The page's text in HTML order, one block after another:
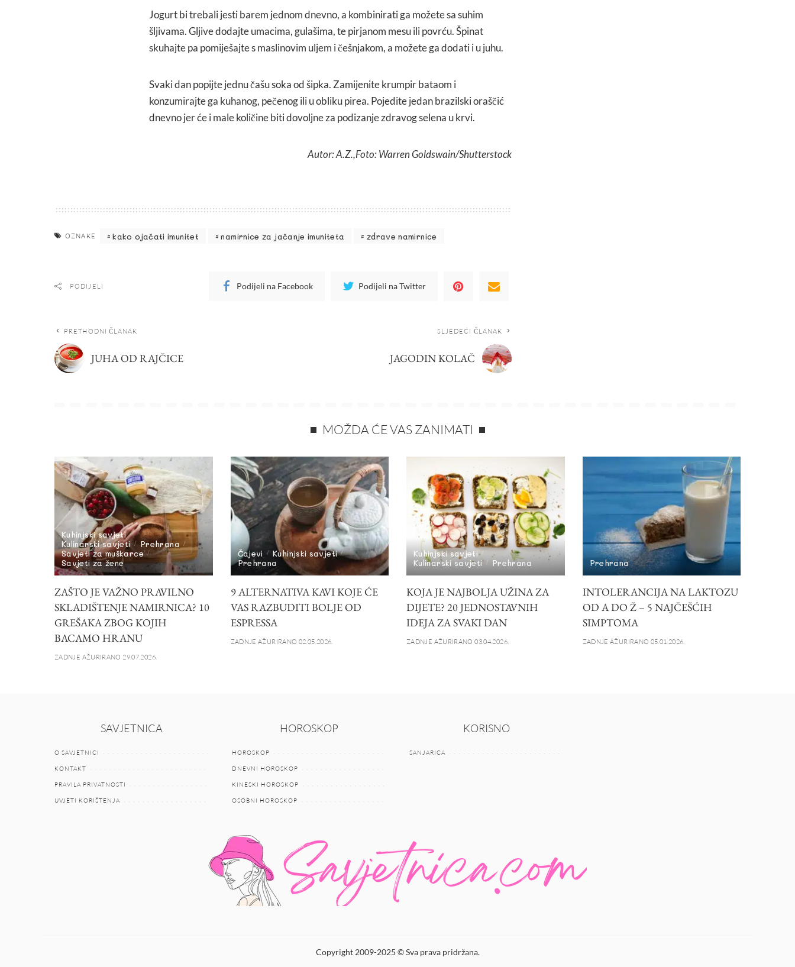
Jogurt bi trebali jesti barem jednom dnevno, a kombinirati ga možete sa suhim
šljivama. Gljive dodajte umacima, gulašima, te pirjanom mesu ili povrću. Špinat
skuhajte pa pomiješajte s maslinovim uljem i češnjakom, a možete ga dodati i u juhu.
Svaki dan popijte jednu čašu soka od šipka. Zamijenite krumpir bataom i
konzumirajte ga kuhanog, pečenog ili u obliku pirea. Pojedite jedan brazilski oraščić
dnevno jer će i male količine biti dovoljne za podizanje zdravog selena u krvi.
Autor: A.Z.,Foto: Warren Goldswain/Shutterstock
OZNAKE kako ojačati imunitet namirnice za jačanje imuniteta zdrave namirnice
PODIJELI Podijeli na Facebook Podijeli na Twitter
PRETHODNI ČLANAK
JUHA OD RAJČICE
SLJEDEĆI ČLANAK
JAGODIN KOLAČ
MOŽDA ĆE VAS ZANIMATI
Kuhinjski savjeti
Kulinarski savjeti
Prehrana
Savjeti za muškarce
Savjeti za žene
ZAŠTO JE VAŽNO PRAVILNO
SKLADIŠTENJE NAMIRNICA? 10
GREŠAKA ZBOG KOJIH
BACAMO HRANU
ZADNJE AŽURIRANO 29.07.2026.
Čajevi
Kuhinjski savjeti
Prehrana
9 ALTERNATIVA KAVI KOJE ĆE
VAS RAZBUDITI BOLJE OD
ESPRESSA
ZADNJE AŽURIRANO 02.05.2026.
Kuhinjski savjeti
Kulinarski savjeti
Prehrana
KOJA JE NAJBOLJA UŽINA ZA
DIJETE? 20 JEDNOSTAVNIH
IDEJA ZA SVAKI DAN
ZADNJE AŽURIRANO 03.04.2026.
Prehrana
INTOLERANCIJA NA LAKTOZU
OD A DO Ž – 5 NAJČEŠĆIH
SIMPTOMA
ZADNJE AŽURIRANO 05.01.2026.
SAVJETNICA
O SAVJETNICI
KONTAKT
PRAVILA PRIVATNOSTI
UVJETI KORIŠTENJA
HOROSKOP
HOROSKOP
DNEVNI HOROSKOP
KINESKI HOROSKOP
OSOBNI HOROSKOP
KORISNO
SANJARICA
Copyright 2009-2025 © Sva prava pridržana.